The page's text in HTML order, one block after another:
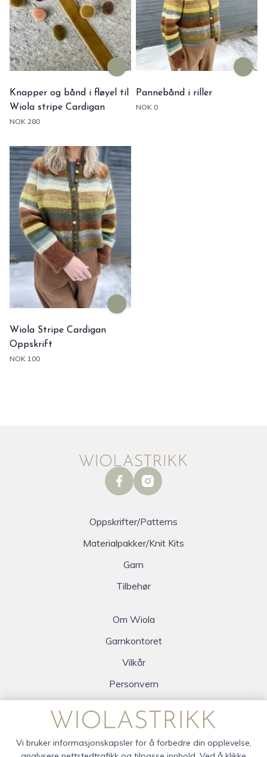
Knapper og bånd i fløyel til
Wiola stripe Cardigan
NOK 280
Pannebånd i riller
NOK 0
Wiola Stripe Cardigan
Oppskrift
NOK 100
facebookinstagram
Oppskrifter/Patterns
Materialpakker/Knit Kits
Garn
Tilbehør
Om Wiola
Garnkontoret
Vilkår
Personvern
Vi bruker informasjonskapsler for å forbedre din opplevelse,